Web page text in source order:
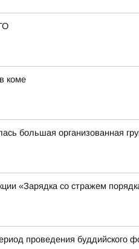
коме
большая организованная
«Зарядка со стражем
проведения буддийского